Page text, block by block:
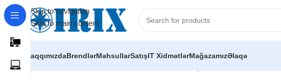
Skip to navigation
Skip to main content
HaqqımızdaBrendlərMəhsullarSatışIT XidmətlərMağazamızƏlaqə